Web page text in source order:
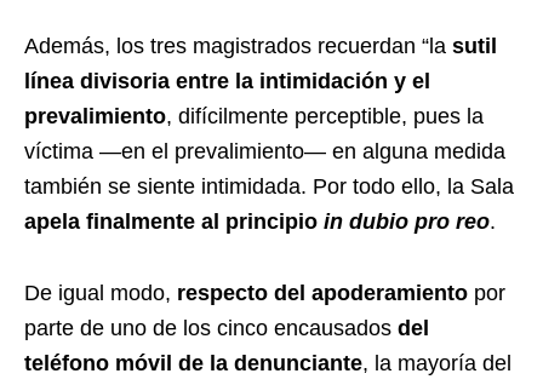
Además, los tres magistrados recuerdan “la sutil
línea divisoria entre la intimidación y el
prevalimiento, difícilmente perceptible, pues la
víctima —en el prevalimiento— en alguna medida
también se siente intimidada. Por todo ello, la Sala
apela finalmente al principio in dubio pro reo.
De igual modo, respecto del apoderamiento por
parte de uno de los cinco encausados del
teléfono móvil de la denunciante, la mayoría del